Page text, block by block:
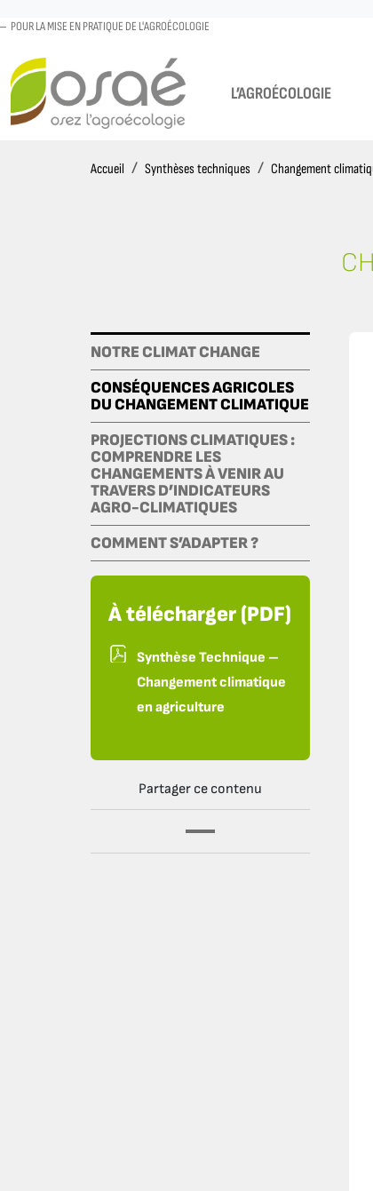
POUR LA MISE EN PRATIQUE DE L'AGROÉCOLOGIE
L’AGROÉCOLOGIE
Accueil AccueilSynthèses techniques Changement
CONSÉQUENCES
NOTRE CLIMAT CHANGE
CONSÉQUENCES AGRICOLES
DU CHANGEMENT CLIMATIQUE
PROJECTIONS CLIMATIQUES :
COMPRENDRE LES
CHANGEMENTS À VENIR AU
TRAVERS D’INDICATEURS
AGRO-CLIMATIQUES
COMMENT S’ADAPTER ?
À télécharger (PDF)
Synthèse Technique –
Changement climatique
en agriculture
Partager ce contenu